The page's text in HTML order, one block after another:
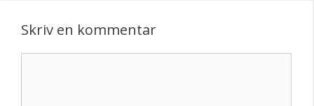
Skriv en kommentar